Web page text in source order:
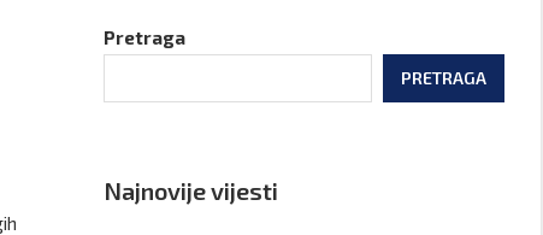
Pretraga
PRETRAGA
Najnovije vijesti